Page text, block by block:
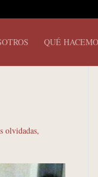
QUÉ
olvidadas,